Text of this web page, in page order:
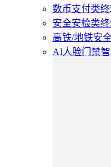
数币支付类
安全安检类
高铁/地铁安
AI人脸门禁